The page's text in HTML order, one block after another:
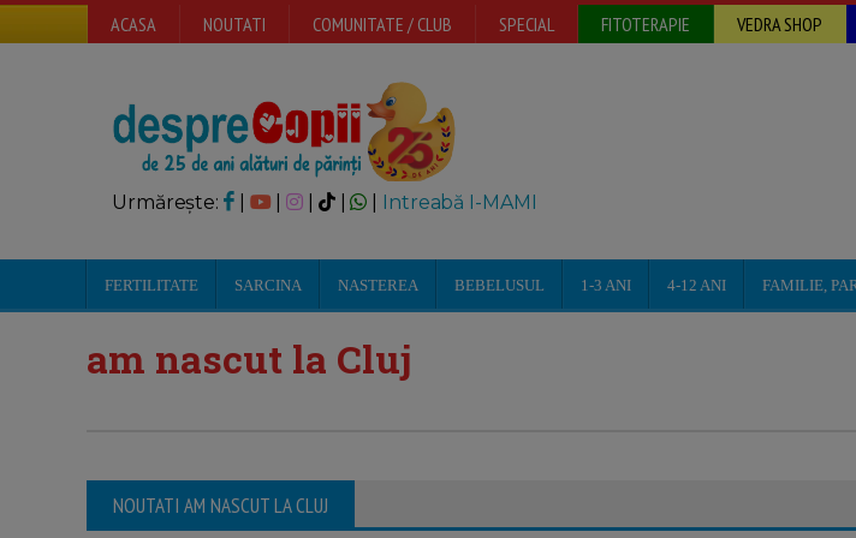
ACASA NOUTATI COMUNITATE / CLUB SPECIAL FITOTERAPIE VEDRA SHOP
Urmărește: | | Intreabă I-MAMI
FERTILITATE SARCINA NASTEREA BEBELUSUL 1-3 ANI 4-12 ANI FAMILIE,
am nascut la Cluj
NOUTATI AM NASCUT LA CLUJ